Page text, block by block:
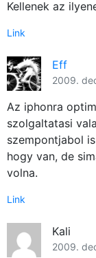
Kellenek az
Link
Eff
2009.
Az iphonra
szolgaltatasi
szempontjabol
hogy van, de
volna.
Link
Kali
2009.